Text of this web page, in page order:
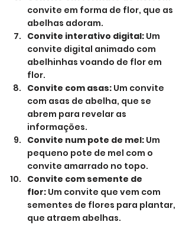
convite em forma de flor, que as
abelhas adoram.
Convite interativo digital: Um
convite digital animado com
abelhinhas voando de flor em
flor.
Convite com asas: Um convite
com asas de abelha, que se
abrem para revelar as
informações.
Convite num pote de mel: Um
pequeno pote de mel com o
convite amarrado no topo.
Convite com semente de
flor: Um convite que vem com
sementes de flores para plantar,
que atraem abelhas.